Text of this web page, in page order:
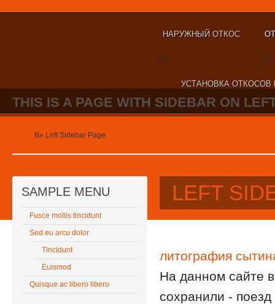
НАРУЖНЫЙ ОТКОС
nt nt
УСТАНОВКА
nt
THIS IS A PAGE WITH SIDEBAR ON
В» Left Sidebar Page
SAMPLE MENU
Fusce mollis tincidunt
Sed eu arcu dolor
Tincidunt
Euismod
Quisque ac libero libero
LEFT
литография
На данном сайте
сохранили -